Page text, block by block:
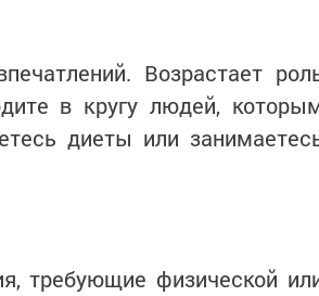
Возрастает
в кругу людей,
диеты или
требующие физической